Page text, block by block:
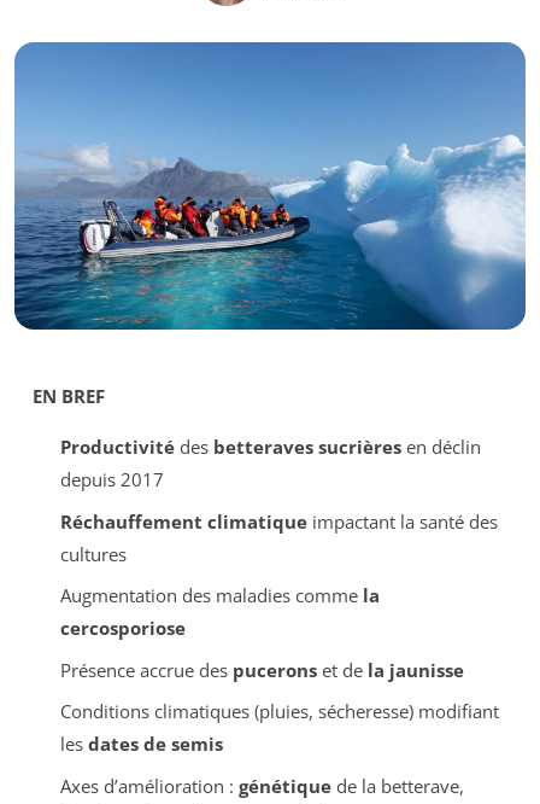
EN BREF
Productivitédes betteraves sucrièresen déclin
depuis 2017
Réchauffement climatiqueimpactant la santé des
cultures
Augmentation des maladies comme la
cercosporiose
Présence accrue des puceronset de la jaunisse
Conditions climatiques (pluies, sécheresse) modifiant
les dates de semis
Axes d’amélioration : génétiquede la betterave,